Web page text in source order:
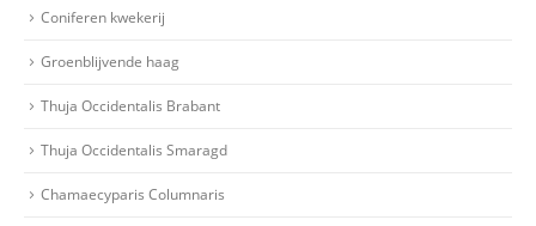
Coniferen kwekerij
Groenblijvende haag
Thuja Occidentalis Brabant
Thuja Occidentalis Smaragd
Chamaecyparis Columnaris